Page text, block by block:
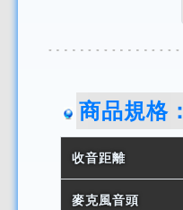
商品規格：
收音距離
麥克風音頭